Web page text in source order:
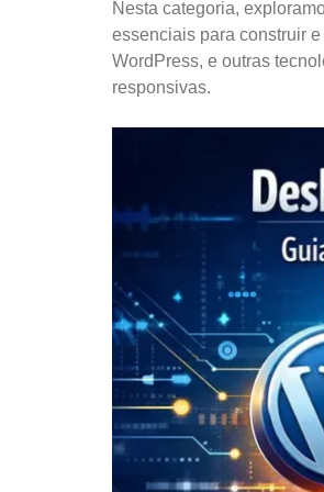
Nesta categoria,
essenciais para construir
WordPress, e outras
responsivas.